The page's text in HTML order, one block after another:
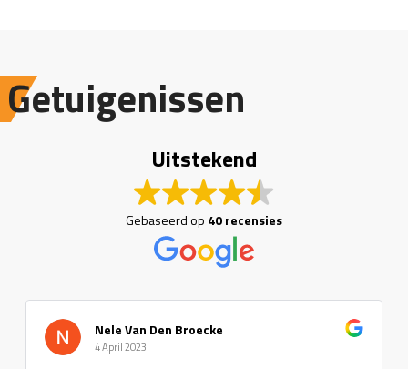
Getuigenissen
Uitstekend
Gebaseerd op 40 recensies
Nele Van Den Broecke
4 April 2023